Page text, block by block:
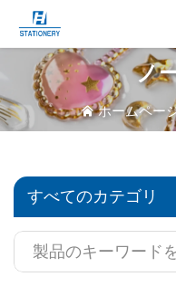
製品
カスタムソリューシ
リソース
ノ
ホームペー
すべてのカテゴリ